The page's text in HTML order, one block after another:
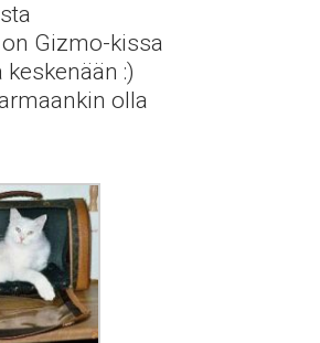
Gizmo-kissa
:)
olla